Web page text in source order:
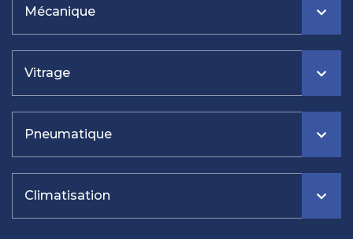
Mécanique
Vitrage
Pneumatique
Climatisation